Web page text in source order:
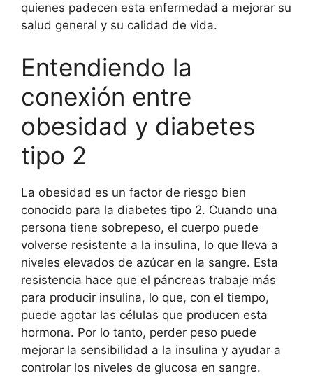
quienes padecen esta enfermedad a mejorar su
salud general y su calidad de vida.
Entendiendo la
conexión entre
obesidad y diabetes
tipo 2
La obesidad es un factor de riesgo bien
conocido para la diabetes tipo 2. Cuando una
persona tiene sobrepeso, el cuerpo puede
volverse resistente a la insulina, lo que lleva a
niveles elevados de azúcar en la sangre. Esta
resistencia hace que el páncreas trabaje más
para producir insulina, lo que, con el tiempo,
puede agotar las células que producen esta
hormona. Por lo tanto, perder peso puede
mejorar la sensibilidad a la insulina y ayudar a
controlar los niveles de glucosa en sangre.